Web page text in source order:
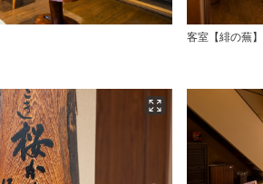
客室【緋の蕪】